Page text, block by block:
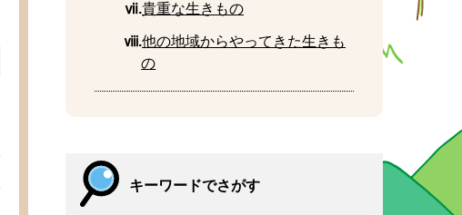
ⅶ.貴重な生きもの
ⅷ.他の地域からやってきた生きも
の
キーワードでさがす